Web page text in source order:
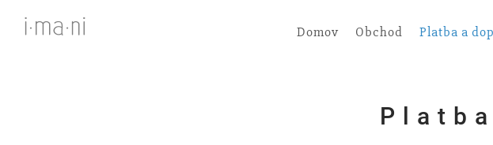
Domov Obchod Platba a